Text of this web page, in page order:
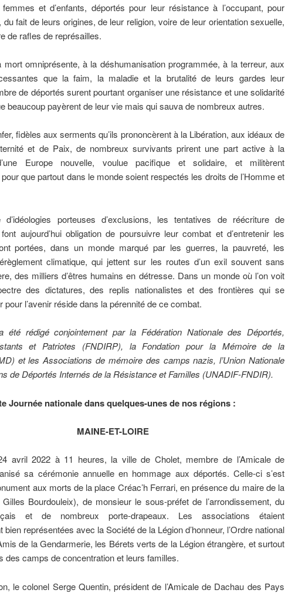
femmes et d’enfants, déportés pour leur résistance à l’occupant, pour
du fait de leurs origines, de leur religion, voire de leur orientation sexuelle,
de rafles de représailles.
mort omniprésente, à la déshumanisation programmée, à la terreur, aux
que la faim, la maladie et la brutalité de leurs gardes leur
de déportés surent pourtant organiser une résistance et une solidarité
beaucoup payèrent de leur vie mais qui sauva de nombreux autres.
fidèles aux serments qu’ils prononcèrent à la Libération, aux idéaux de
et de Paix, de nombreux survivants prirent une part active à la
Europe nouvelle, voulue pacifique et solidaire, et militèrent
que partout dans le monde soient respectés les droits de l’Homme et
d’idéologies porteuses d’exclusions, les tentatives de réécriture de
aujourd’hui obligation de poursuivre leur combat et d’entretenir les
portées, dans un monde marqué par les guerres, la pauvreté, les
climatique, qui jettent sur les routes d’un exil souvent sans
des milliers d’êtres humains en détresse. Dans un monde où l’on voit
des dictatures, des replis nationalistes et des frontières qui se
pour l’avenir réside dans la pérennité de ce combat.
été rédigé conjointement par la Fédération Nationale des Déportés,
et Patriotes (FNDIRP), la Fondation pour la Mémoire de la
et les Associations de mémoire des camps nazis, l’Union Nationale
de Déportés Internés de la Résistance et Familles (UNADIF-FNDIR).
Journée nationale dans quelques-unes de nos régions :
MAINE-ET-LOIRE
avril 2022 à 11 heures, la ville de Cholet, membre de l’Amicale de
sa cérémonie annuelle en hommage aux déportés. Celle-ci s’est
aux morts de la place Créac’h Ferrari, en présence du maire de la
Bourdouleix), de monsieur le sous-préfet de l’arrondissement, du
et de nombreux porte-drapeaux. Les associations étaient
bien représentées avec la Société de la Légion d’honneur, l’Ordre national
de la Gendarmerie, les Bérets verts de la Légion étrangère, et surtout
des camps de concentration et leurs familles.
le colonel Serge Quentin, président de l’Amicale de Dachau des Pays